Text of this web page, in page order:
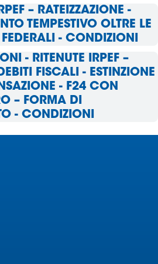
– RATEIZZAZIONE -
TEMPESTIVO OLTRE LE
FEDERALI - CONDIZIONI
- RITENUTE IRPEF –
FISCALI - ESTINZIONE
- F24 CON
– FORMA DI
- CONDIZIONI